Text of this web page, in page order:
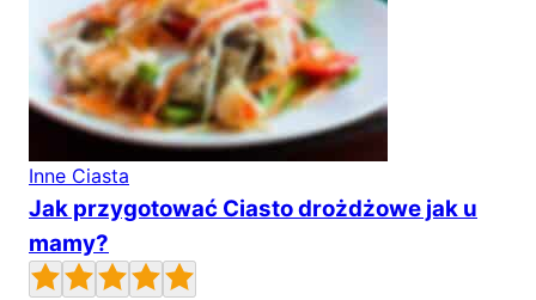
Inne Ciasta
Jak przygotować Ciasto drożdżowe jak u
mamy?